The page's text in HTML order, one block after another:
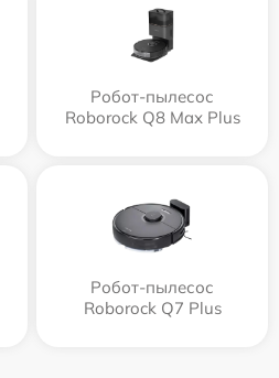
Робот-пылесос
Roborock Q8 Max Plus
Робот-пылесос
Roborock Q7 Plus